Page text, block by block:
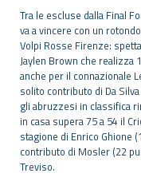
Tra le escluse dalla Final
va a vincere con un
Volpi Rosse Firenze:
Jaylen Brown che realizza
anche per il connazionale
solito contributo di Da
gli abruzzesi in classifica
in casa supera 75 a 54 il
stagione di Enrico Ghione
contributo di Mosler (22
Treviso.